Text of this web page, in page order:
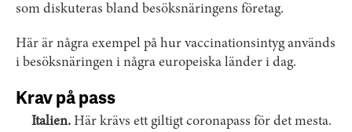
som diskuteras bland besöksnäringens företag.
Här är några exempel på hur vaccinationsintyg används
i besöksnäringen i några europeiska länder i dag.
Krav på pass
Italien. Här krävs ett giltigt coronapass för det mesta.